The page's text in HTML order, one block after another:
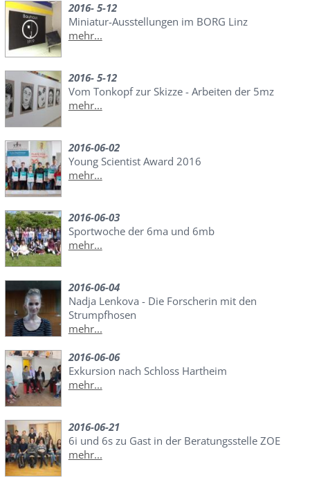
2016- 5-12
Miniatur-Ausstellungen im BORG Linz
mehr...
2016- 5-12
Vom Tonkopf zur Skizze - Arbeiten der 5mz
mehr...
2016-06-02
Young Scientist Award 2016
mehr...
2016-06-03
Sportwoche der 6ma und 6mb
mehr...
2016-06-04
Nadja Lenkova - Die Forscherin mit den
Strumpfhosen
mehr...
2016-06-06
Exkursion nach Schloss Hartheim
mehr...
2016-06-21
6i und 6s zu Gast in der Beratungsstelle ZOE
mehr...